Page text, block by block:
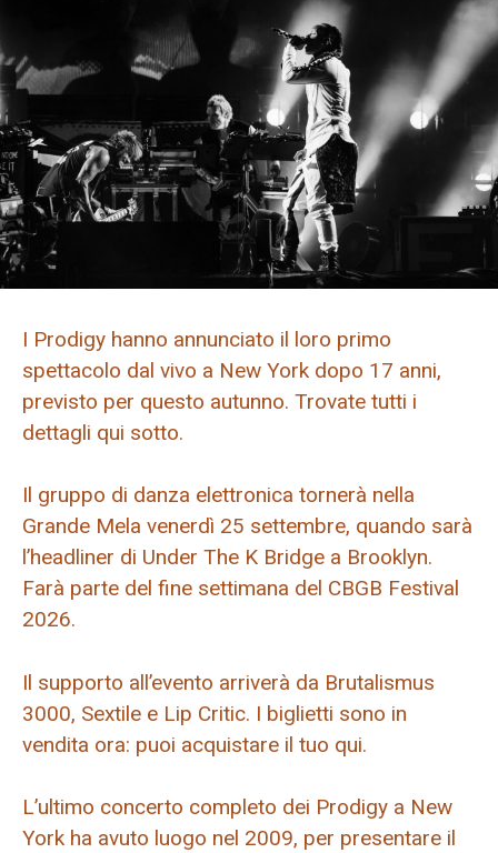
I Prodigy hanno annunciato il loro primo
spettacolo dal vivo a New York dopo 17 anni,
previsto per questo autunno. Trovate tutti i
dettagli qui sotto.
Il gruppo di danza elettronica tornerà nella
Grande Mela venerdì 25 settembre, quando sarà
l’headliner di Under The K Bridge a Brooklyn.
Farà parte del fine settimana del CBGB Festival
2026.
Il supporto all’evento arriverà da Brutalismus
3000, Sextile e Lip Critic. I biglietti sono in
vendita ora: puoi acquistare il tuo qui.
L’ultimo concerto completo dei Prodigy a New
York ha avuto luogo nel 2009, per presentare il